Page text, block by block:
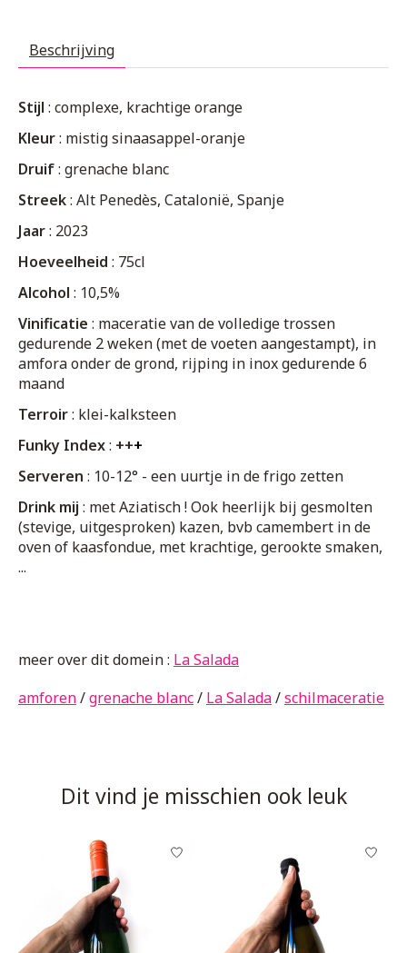
Beschrijving
Stijl : complexe, krachtige orange
Kleur: mistig sinaasappel-oranje
Druif: grenache blanc
Streek: Alt Penedès, Catalonië, Spanje
Jaar: 2023
Hoeveelheid : 75cl
Alcohol : 10,5%
Vinificatie : maceratie van de volledige trossen
gedurende 2 weken (met de voeten aangestampt), in
amfora onder de grond, rijping in inox gedurende 6
maand
Terroir: klei-kalksteen
Funky Index: +++
Serveren : 10-12° - een uurtje in de frigo zetten
Drink mij : met Aziatisch ! Ook heerlijk bij gesmolten
(stevige, uitgesproken) kazen, bvb camembert in de
oven of kaasfondue, met krachtige, gerookte smaken,
...
meer over dit domein : La Salada
amforen/grenache blanc/ La Salada/schilmaceratie
Dit vind je misschien ook leuk
Items van productcarrousel